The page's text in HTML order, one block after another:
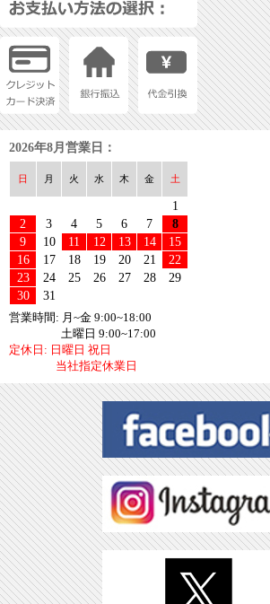
2026年8月営業日：
日 月 火 水 木 金 土
1
2
3 4 5 6 7
8
9
10 11 12 13 14
15
16
17 18 19 20 21
22
23
24 25 26 27 28
29
30
31
営業時間: 月~金 9:00~18:00
土曜日 9:00~17:00
定休日: 日曜日 祝日
当社指定休業日